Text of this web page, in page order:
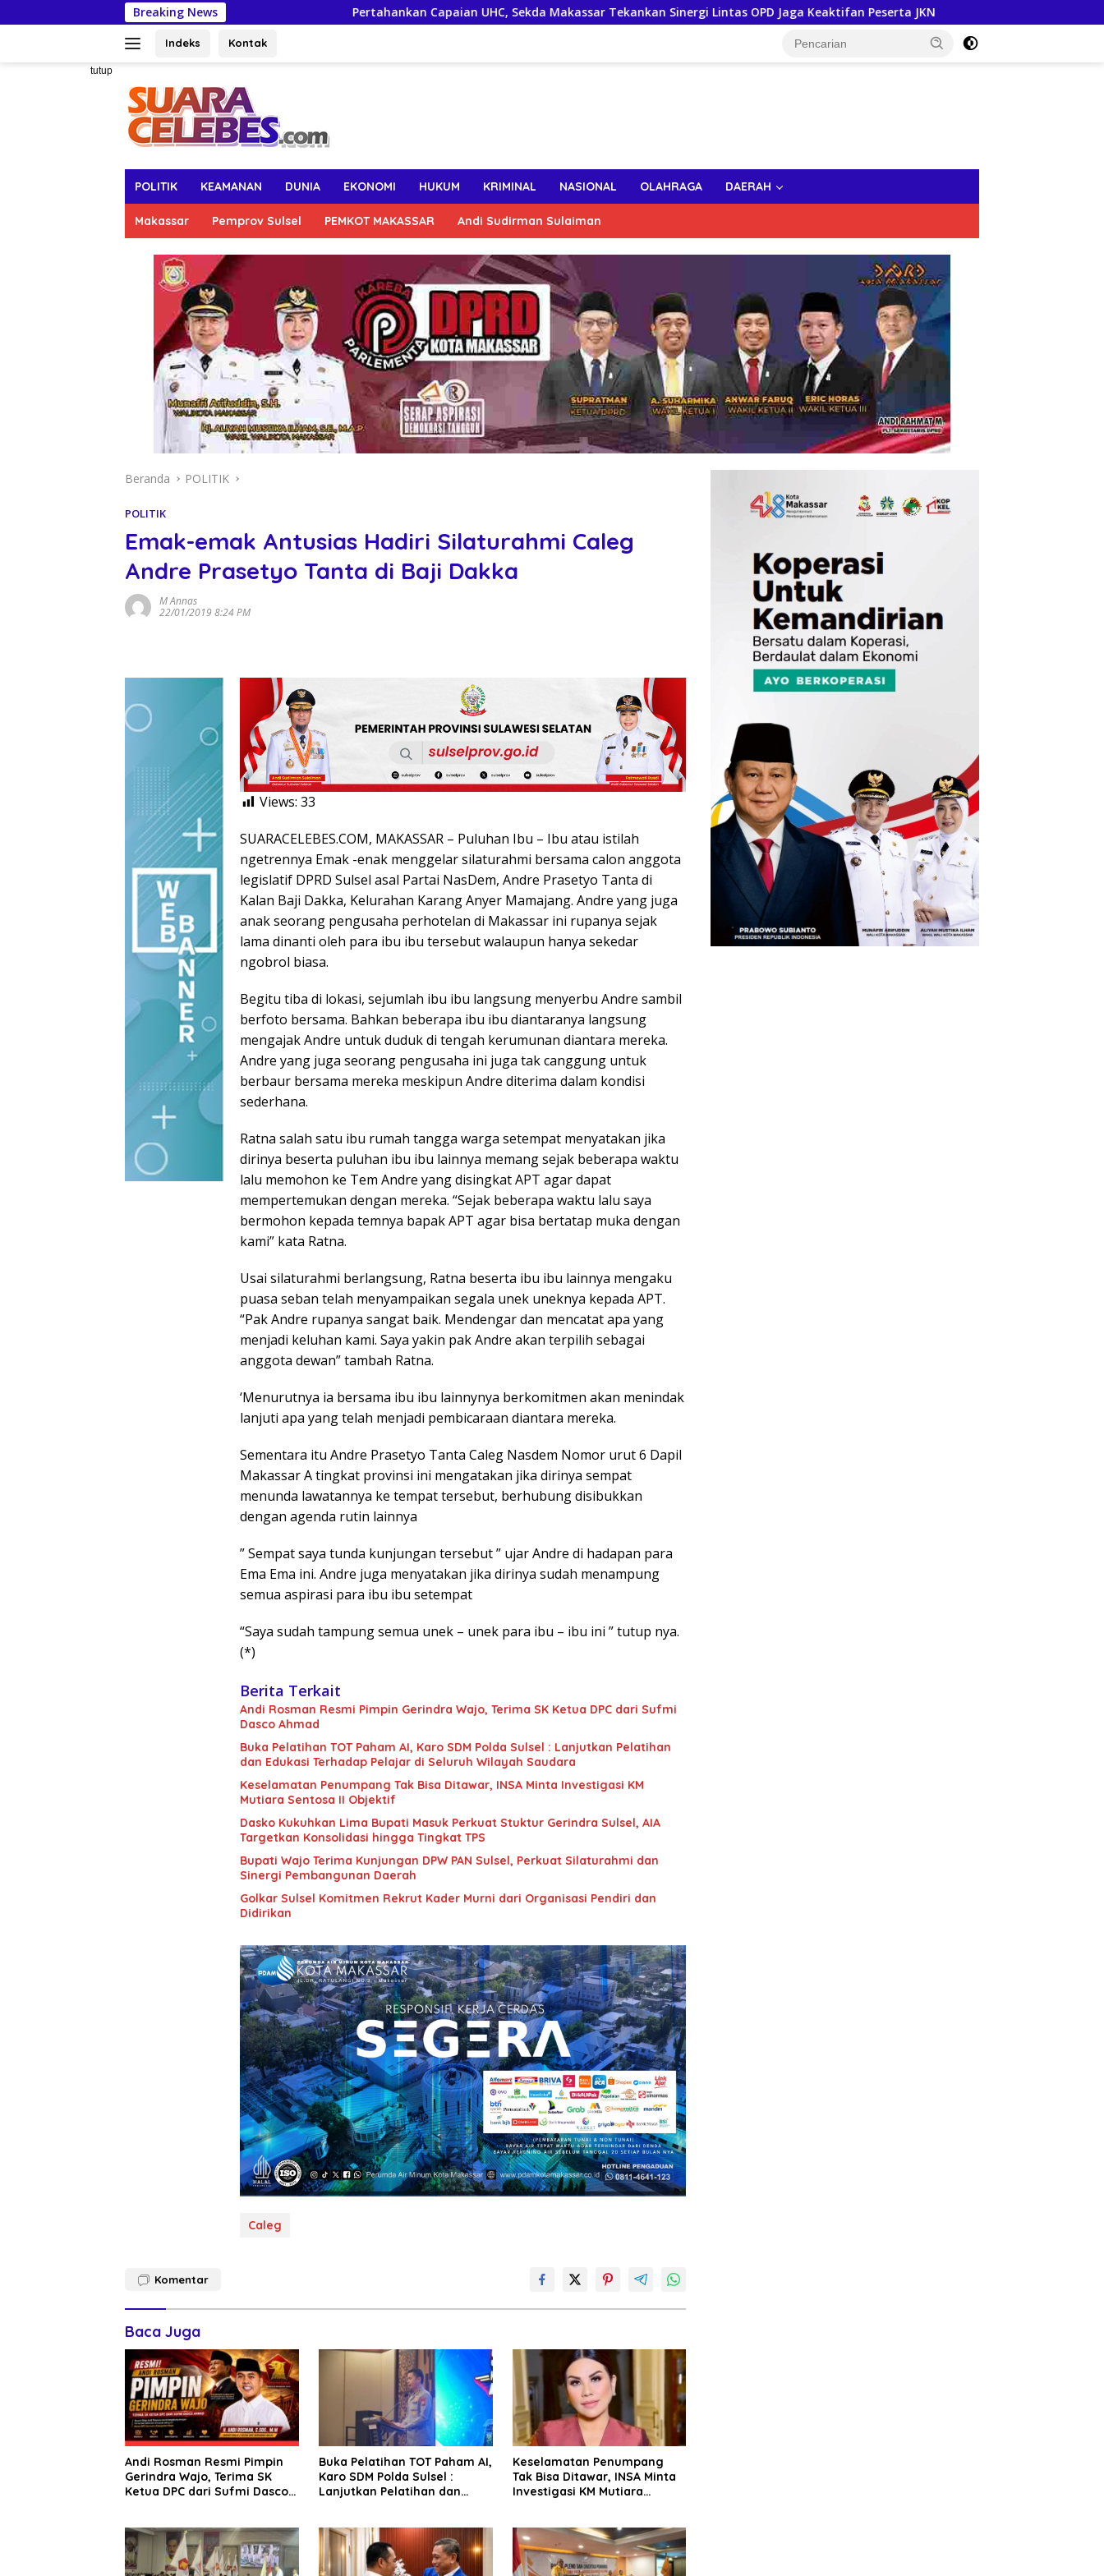
ke
Breaking News Pertahankan Capaian UHC, Sekda Makassar Tekankan Sinergi Lintas OPD Jaga Keaktifan Peserta JKN Pastikan Tak Ada Masalah Hukum,
Indeks Kontak
tutup
POLITIK KEAMANAN DUNIA EKONOMI HUKUM KRIMINAL NASIONAL OLAHRAGA DAERAH
Makassar Pemprov Sulsel PEMKOT MAKASSAR Andi Sudirman Sulaiman
Beranda POLITIK
POLITIK
Emak-emak Antusias Hadiri Silaturahmi Caleg
Andre Prasetyo Tanta di Baji Dakka
M Annas
22/01/2019 8:24 PM
Views: 33
SUARACELEBES.COM, MAKASSAR – Puluhan Ibu – Ibu atau istilah
ngetrennya Emak -enak menggelar silaturahmi bersama calon anggota
legislatif DPRD Sulsel asal Partai NasDem, Andre Prasetyo Tanta di
Kalan Baji Dakka, Kelurahan Karang Anyer Mamajang. Andre yang juga
anak seorang pengusaha perhotelan di Makassar ini rupanya sejak
lama dinanti oleh para ibu ibu tersebut walaupun hanya sekedar
ngobrol biasa.
Begitu tiba di lokasi, sejumlah ibu ibu langsung menyerbu Andre sambil
berfoto bersama. Bahkan beberapa ibu ibu diantaranya langsung
mengajak Andre untuk duduk di tengah kerumunan diantara mereka.
Andre yang juga seorang pengusaha ini juga tak canggung untuk
berbaur bersama mereka meskipun Andre diterima dalam kondisi
sederhana.
Ratna salah satu ibu rumah tangga warga setempat menyatakan jika
dirinya beserta puluhan ibu ibu lainnya memang sejak beberapa waktu
lalu memohon ke Tem Andre yang disingkat APT agar dapat
mempertemukan dengan mereka. “Sejak beberapa waktu lalu saya
bermohon kepada temnya bapak APT agar bisa bertatap muka dengan
kami” kata Ratna.
Usai silaturahmi berlangsung, Ratna beserta ibu ibu lainnya mengaku
puasa seban telah menyampaikan segala unek uneknya kepada APT.
“Pak Andre rupanya sangat baik. Mendengar dan mencatat apa yang
menjadi keluhan kami. Saya yakin pak Andre akan terpilih sebagai
anggota dewan” tambah Ratna.
‘Menurutnya ia bersama ibu ibu lainnynya berkomitmen akan menindak
lanjuti apa yang telah menjadi pembicaraan diantara mereka.
Sementara itu Andre Prasetyo Tanta Caleg Nasdem Nomor urut 6 Dapil
Makassar A tingkat provinsi ini mengatakan jika dirinya sempat
menunda lawatannya ke tempat tersebut, berhubung disibukkan
dengan agenda rutin lainnya
” Sempat saya tunda kunjungan tersebut ” ujar Andre di hadapan para
Ema Ema ini. Andre juga menyatakan jika dirinya sudah menampung
semua aspirasi para ibu ibu setempat
“Saya sudah tampung semua unek – unek para ibu – ibu ini ” tutup nya.
(*)
Berita Terkait
Andi Rosman Resmi Pimpin Gerindra Wajo, Terima SK Ketua DPC dari Sufmi
Dasco Ahmad
Buka Pelatihan TOT Paham AI, Karo SDM Polda Sulsel : Lanjutkan Pelatihan
dan Edukasi Terhadap Pelajar di Seluruh Wilayah Saudara
Keselamatan Penumpang Tak Bisa Ditawar, INSA Minta Investigasi KM
Mutiara Sentosa II Objektif
Dasko Kukuhkan Lima Bupati Masuk Perkuat Stuktur Gerindra Sulsel, AIA
Targetkan Konsolidasi hingga Tingkat TPS
Bupati Wajo Terima Kunjungan DPW PAN Sulsel, Perkuat Silaturahmi dan
Sinergi Pembangunan Daerah
Golkar Sulsel Komitmen Rekrut Kader Murni dari Organisasi Pendiri dan
Didirikan
Caleg
Komentar
Baca Juga
Andi Rosman Resmi Pimpin
Gerindra Wajo, Terima SK
Ketua DPC dari Sufmi Dasco
Buka Pelatihan TOT Paham AI,
Karo SDM Polda Sulsel :
Lanjutkan Pelatihan dan
Keselamatan Penumpang
Tak Bisa Ditawar, INSA Minta
Investigasi KM Mutiara